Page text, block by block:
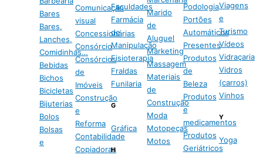
Bares
Bares,
Lanches,
Comidinhas…
Bebidas
Bichos
Bicicletas
Bijuterias
Bolos
Bolsas
e
Comunicação
visual
Concessionárias
Consórcio
Consórcios
de
Imóveis
Construção
e
Reforma
Contabilidade
Copiadoras
Faculdades
Farmácia
de
Manipulação
Fisioterapia
Fraldas
Funilaria
G
Gráfica
H
Marido
de
Aluguel
Marketing
Massagem
Materiais
de
Construção
Moda
Motopeças
Motos
Podologia
Portões
Automáticos
Presentes
Produtos
de
Beleza
Produtos
e
medicamentos
Produtos
Geriátricos
Viagens
e
Turismo
Vídeos
Vidraçaria
Vidros
(carros)
Vinhos
Y
Yoga